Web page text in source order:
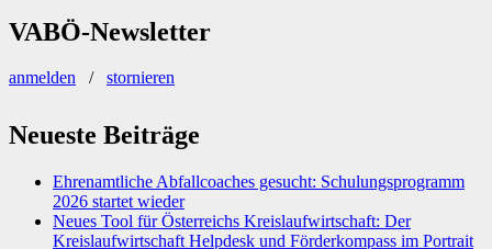
VABÖ-Newsletter
anmelden / stornieren
Neueste Beiträge
Ehrenamtliche Abfallcoaches gesucht: Schulungsprogramm
2026 startet wieder
Neues Tool für Österreichs Kreislaufwirtschaft: Der
Kreislaufwirtschaft Helpdesk und Förderkompass im Portrait